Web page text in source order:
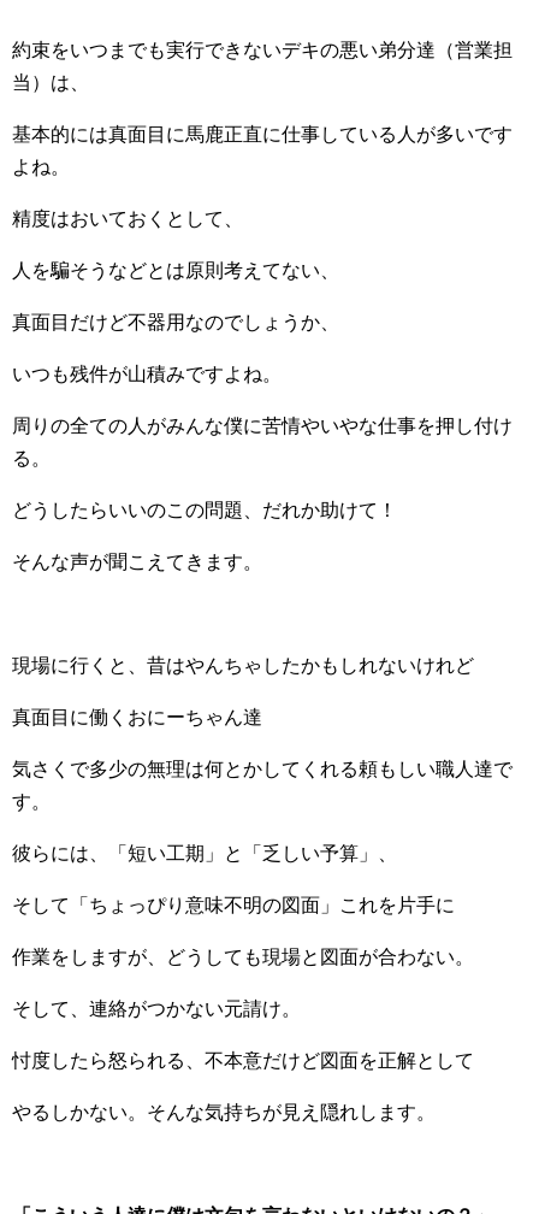
約束をいつまでも実行できないデキの悪い弟分達（営業担
当）は、
基本的には真面目に馬鹿正直に仕事している人が多いです
よね。
精度はおいておくとして、
人を騙そうなどとは原則考えてない、
真面目だけど不器用なのでしょうか、
いつも残件が山積みですよね。
周りの全ての人がみんな僕に苦情やいやな仕事を押し付け
る。
どうしたらいいのこの問題、だれか助けて！
そんな声が聞こえてきます。
現場に行くと、昔はやんちゃしたかもしれないけれど
真面目に働くおにーちゃん達
気さくで多少の無理は何とかしてくれる頼もしい職人達で
す。
彼らには、「短い工期」と「乏しい予算」、
そして「ちょっぴり意味不明の図面」これを片手に
作業をしますが、どうしても現場と図面が合わない。
そして、連絡がつかない元請け。
忖度したら怒られる、不本意だけど図面を正解として
やるしかない。そんな気持ちが見え隠れします。